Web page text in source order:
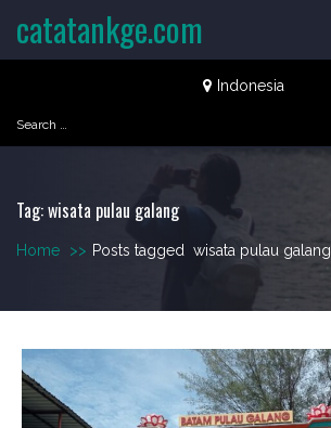
Indonesia
Search
for:
catatankge.com
Tag:wisata pulau galang
Home >> Posts tagged wisata pulau galang